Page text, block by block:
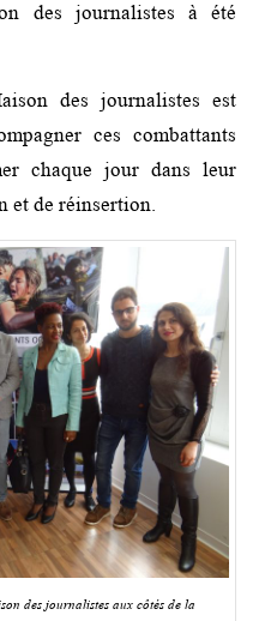
des journalistes à été
des journalistes est
ces combattants
chaque jour dans leur
et de réinsertion.
des journalistes aux côtés de la